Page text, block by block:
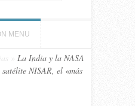
MENU
La India y la NASA
NISAR, el «más